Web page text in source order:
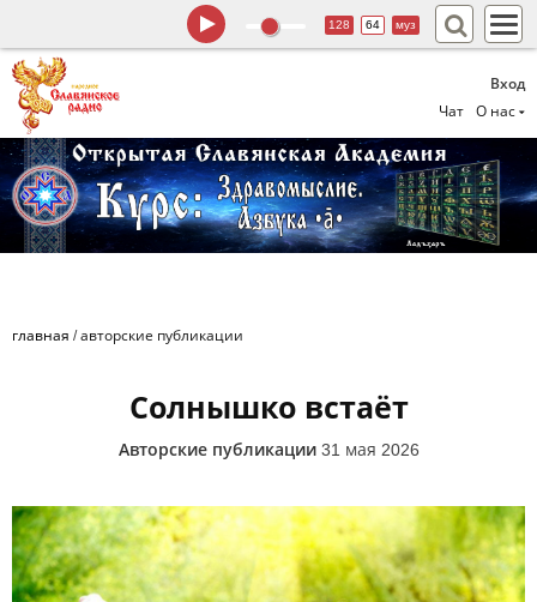
Вход
Чат
О нас
128 64 муз
главная /авторские публикации
Солнышко встаёт
Авторские публикации 31 мая 2026